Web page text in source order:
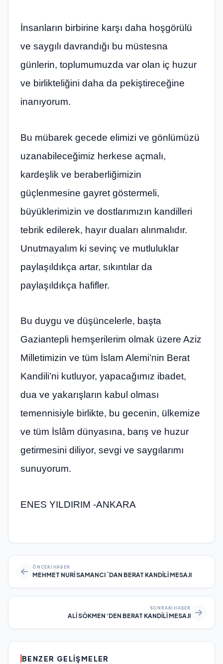
İnsanların birbirine karşı daha hoşgörülü
ve saygılı davrandığı bu müstesna
günlerin, toplumumuzda var olan iç huzur
ve birlikteliğini daha da pekiştireceğine
inanıyorum.
Bu mübarek gecede elimizi ve gönlümüzü
uzanabileceğimiz herkese açmalı,
kardeşlik ve beraberliğimizin
güçlenmesine gayret göstermeli,
büyüklerimizin ve dostlarımızın kandilleri
tebrik edilerek, hayır duaları alınmalıdır.
Unutmayalım ki sevinç ve mutluluklar
paylaşıldıkça artar, sıkıntılar da
paylaşıldıkça hafifler.
Bu duygu ve düşüncelerle, başta
Gaziantepli hemşerilerim olmak üzere Aziz
Milletimizin ve tüm İslam Alemi’nin Berat
Kandili’ni kutluyor, yapacağımız ibadet,
dua ve yakarışların kabul olması
temennisiyle birlikte, bu gecenin, ülkemize
ve tüm İslâm dünyasına, barış ve huzur
getirmesini diliyor, sevgi ve saygılarımı
sunuyorum.
ENES YILDIRIM -ANKARA
ÖNCEKI HABER
MEHMET NURİ SAMANCI `DAN BERAT KANDİLİ MESAJI
SONRAKI HABER
ALİ SÖKMEN ‘DEN BERAT KANDİLİ MESAJI
BENZER GELIŞMELER